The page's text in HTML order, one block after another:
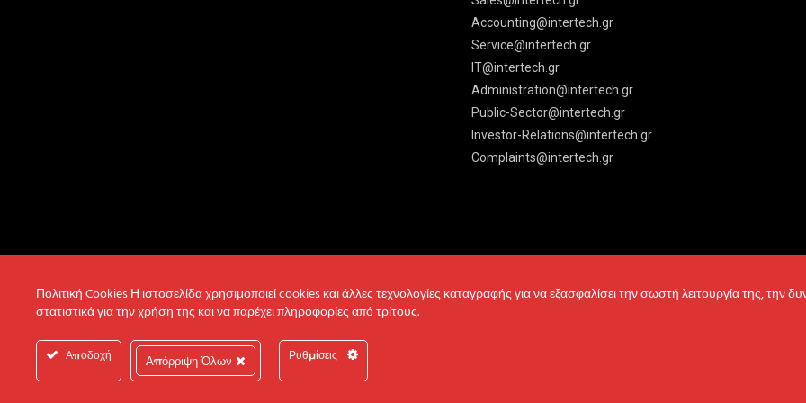
Accounting@intertech.gr
Service@intertech.gr
IT@intertech.gr
Administration@intertech.gr
Public-Sector@intertech.gr
Investor-Relations@intertech.gr
Complaints@intertech.gr
© 2022 Intertech S.A. All Rights reserved.
Πολιτική Cookies Η ιστοσελίδα χρησιμοποιεί cookies και άλλες τεχνολογίες καταγραφής για να εξασφαλίσει την σωστή λειτουργία της, την
στατιστικά για την χρήση της και να παρέχει πληροφορίες από τρίτους.
Αποδοχή Απόρριψη Όλων Ρυθμίσεις